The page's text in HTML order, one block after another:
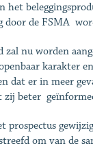
door de FSMA
zal nu worden
karakter
dat er in meer
zij beter
om van de